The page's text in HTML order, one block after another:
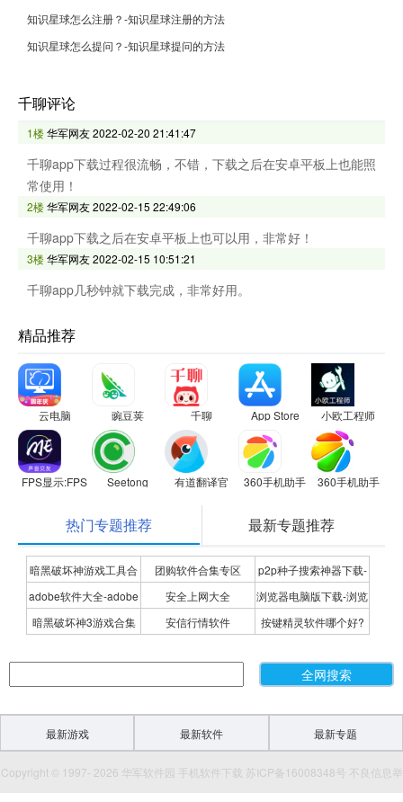
知识星球怎么注册？-知识星球注册的方法
知识星球怎么提问？-知识星球提问的方法
千聊评论
1楼华军网友2022-02-20 21:41:47
千聊app下载过程很流畅，不错，下载之后在安卓平板上也能照
常使用！
2楼华军网友2022-02-15 22:49:06
千聊app下载之后在安卓平板上也可以用，非常好！
3楼华军网友2022-02-15 10:51:21
千聊app几秒钟就下载完成，非常好用。
精品推荐
云电脑 豌豆荚 千聊 App Store 小欧工程师
FPS显示:FPS MeterSeetong 有道翻译官 360手机助手 360手机助手
热门专题推荐 最新专题推荐
暗黑破坏神游戏工具合
集
团购软件合集专区
p2p种子搜索神器下载-
P2P种子搜索神器专题
adobe软件大全-adobe
全系列软件下载-adobe
安全上网大全
浏览器电脑版下载-浏览
器下载合集
暗黑破坏神3游戏合集 安信行情软件
按键精灵软件哪个好?
最新游戏 最新软件 最新专题
Copyright © 1997- 2026 华军软件园 手机软件下载 苏ICP备16008348号 不良信息举